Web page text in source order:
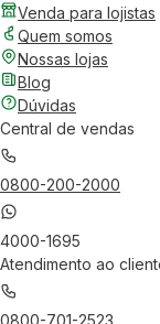
Venda para lojistas
Quem somos
Nossas lojas
Blog
Dúvidas
Central de vendas
0800-200-2000
4000-1695
Atendimento ao
0800-701-2523